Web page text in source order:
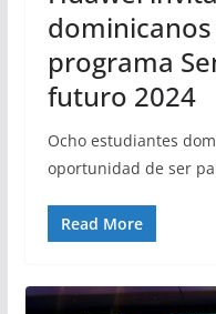
programa
futuro 2024
Ocho estudiantes
oportunidad de ser
Read More